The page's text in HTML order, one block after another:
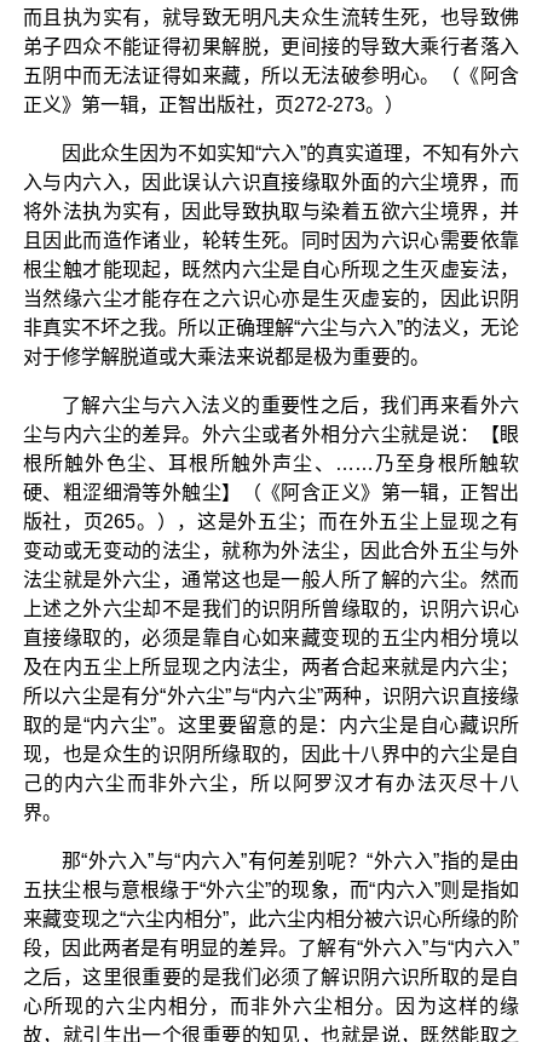
而且执为实有，就导致无明凡夫众生流转生死，也导致佛
弟子四众不能证得初果解脱，更间接的导致大乘行者落入
五阴中而无法证得如来藏，所以无法破参明心。（《阿含
正义》第一辑，正智出版社，页272-273。）
因此众生因为不如实知“六入”的真实道理，不知有外六
入与内六入，因此误认六识直接缘取外面的六尘境界，而
将外法执为实有，因此导致执取与染着五欲六尘境界，并
且因此而造作诸业，轮转生死。同时因为六识心需要依靠
根尘触才能现起，既然内六尘是自心所现之生灭虚妄法，
当然缘六尘才能存在之六识心亦是生灭虚妄的，因此识阴
非真实不坏之我。所以正确理解“六尘与六入”的法义，无论
对于修学解脱道或大乘法来说都是极为重要的。
了解六尘与六入法义的重要性之后，我们再来看外六
尘与内六尘的差异。外六尘或者外相分六尘就是说：【眼
根所触外色尘、耳根所触外声尘、……乃至身根所触软
硬、粗涩细滑等外触尘】（《阿含正义》第一辑，正智出
版社，页265。），这是外五尘；而在外五尘上显现之有
变动或无变动的法尘，就称为外法尘，因此合外五尘与外
法尘就是外六尘，通常这也是一般人所了解的六尘。然而
上述之外六尘却不是我们的识阴所曾缘取的，识阴六识心
直接缘取的，必须是靠自心如来藏变现的五尘内相分境以
及在内五尘上所显现之内法尘，两者合起来就是内六尘；
所以六尘是有分“外六尘”与“内六尘”两种，识阴六识直接缘
取的是“内六尘”。这里要留意的是：内六尘是自心藏识所
现，也是众生的识阴所缘取的，因此十八界中的六尘是自
己的内六尘而非外六尘，所以阿罗汉才有办法灭尽十八
界。
那“外六入”与“内六入”有何差别呢？“外六入”指的是由
五扶尘根与意根缘于“外六尘”的现象，而“内六入”则是指如
来藏变现之“六尘内相分”，此六尘内相分被六识心所缘的阶
段，因此两者是有明显的差异。了解有“外六入”与“内六入”
之后，这里很重要的是我们必须了解识阴六识所取的是自
心所现的六尘内相分，而非外六尘相分。因为这样的缘
故，就引生出一个很重要的知见，也就是说，既然能取之